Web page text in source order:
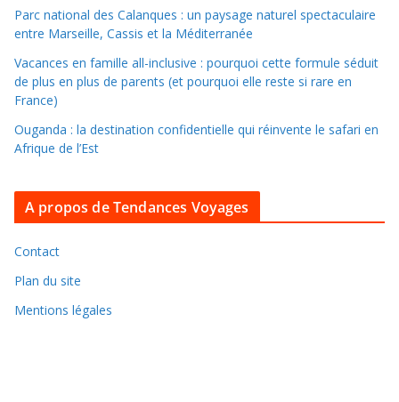
a
n
e
a
i
v
e
Parc national des Calanques : un paysage naturel spectaculaire
entre Marseille, Cassis et la Méditerranée
Vacances en famille all-inclusive : pourquoi cette formule séduit
de plus en plus de parents (et pourquoi elle reste si rare en
France)
Ouganda : la destination confidentielle qui réinvente le safari en
Afrique de l’Est
A propos de Tendances Voyages
Contact
Plan du site
Mentions légales